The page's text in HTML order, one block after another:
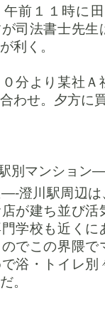
午前１１時に
司法書士先
利く。
０分より某社
わせ。夕方に
別マンション
澄川駅周辺は
が建ち並び
学校も近く
でこの界隈
浴・トイレ
。